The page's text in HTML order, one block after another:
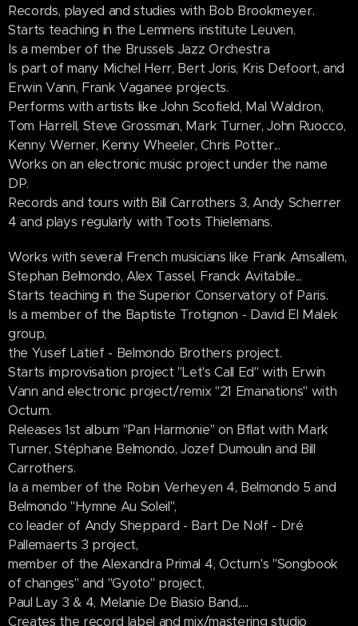
Records, played and studies with Bob Brookmeyer.
Starts teaching in the Lemmens institute Leuven.
Is a member of the Brussels Jazz Orchestra
Is part of many Michel Herr, Bert Joris, Kris Defoort, and
Erwin Vann, Frank Vaganee projects.
Performs with artists like John Scofield, Mal Waldron,
Tom Harrell, Steve Grossman, Mark Turner, John Ruocco,
Kenny Werner, Kenny Wheeler, Chris Potter...
Works on an electronic music project under the name
DP.
Records and tours with Bill Carrothers 3, Andy Scherrer
4 and plays regularly with Toots Thielemans.
Works with several French musicians like Frank Amsallem,
Stephan Belmondo, Alex Tassel, Franck Avitabile...
Starts teaching in the Superior Conservatory of Paris.
Is a member of the Baptiste Trotignon - David El Malek
group,
the Yusef Latief - Belmondo Brothers project.
Starts improvisation project "Let's Call Ed" with Erwin
Vann and electronic project/remix "21 Emanations" with
Octurn.
Releases 1st album "Pan Harmonie" on Bflat with Mark
Turner, Stéphane Belmondo, Jozef Dumoulin and Bill
Carrothers.
Ia a member of the Robin Verheyen 4, Belmondo 5 and
Belmondo "Hymne Au Soleil",
co leader of Andy Sheppard - Bart De Nolf - Dré
Pallemaerts 3 project,
member of the Alexandra Primal 4, Octurn's "Songbook
of changes" and "Gyoto" project,
Paul Lay 3 & 4, Melanie De Biasio Band,....
Creates the record label and mix/mastering studio